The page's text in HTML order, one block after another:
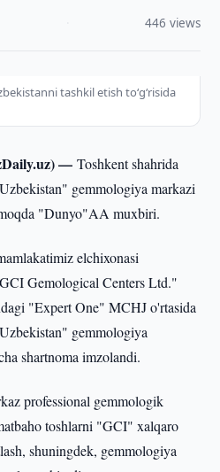
446 views
tashkil etish toʻgʻrisida
—Toshkent shahrida
gemmologiya markazi
"Dunyo"AA muxbiri.
elchixonasi
Gemological Centers Ltd."
"Expert One" MCHJ o'rtasida
gemmologiya
shartnoma imzolandi.
professional gemmologik
toshlarni "GCI" xalqaro
shuningdek, gemmologiya